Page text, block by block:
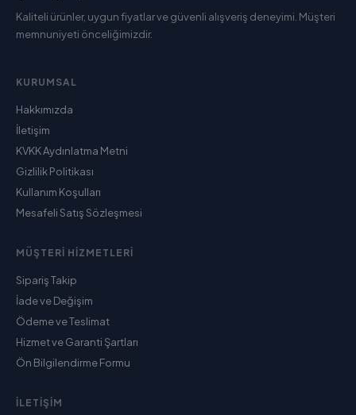
Kaliteli ürünler, uygun fiyatlar ve güvenli alışveriş deneyimi. Müşteri
memnuniyeti önceliğimizdir.
KURUMSAL
Hakkımızda
İletişim
KVKK Aydınlatma Metni
Gizlilik Politikası
Kullanım Koşulları
Mesafeli Satış Sözleşmesi
MÜŞTERI HIZMETLERI
Sipariş Takip
İade ve Değişim
Ödeme ve Teslimat
Hizmet ve Garanti Şartları
Ön Bilgilendirme Formu
İLETIŞIM